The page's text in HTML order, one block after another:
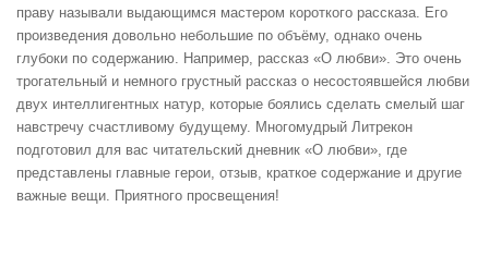
праву называли выдающимся мастером короткого рассказа. Его
произведения довольно небольшие по объёму, однако очень
глубоки по содержанию. Например, рассказ «О любви». Это очень
трогательный и немного грустный рассказ о несостоявшейся любви
двух интеллигентных натур, которые боялись сделать смелый шаг
навстречу счастливому будущему. Многомудрый Литрекон
подготовил для вас читательский дневник «О любви», где
представлены главные герои, отзыв, краткое содержание и другие
важные вещи. Приятного просвещения!